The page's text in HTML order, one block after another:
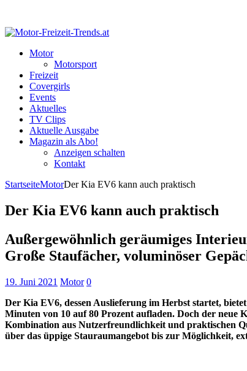
Motor
Motorsport
Freizeit
Covergirls
Events
Aktuelles
TV Clips
Aktuelle Ausgabe
Magazin als Abo!
Anzeigen schalten
Kontakt
StartseiteMotorDer Kia EV6 kann auch praktisch
Der Kia EV6 kann auch praktisch
Außergewöhnlich geräumiges
Große Staufächer, voluminöser
19. Juni 2021 Motor 0
Der Kia EV6, dessen Auslieferung im Herbst startet,
Minuten von 10 auf 80 Prozent aufladen. Doch der neue
Kombination aus Nutzerfreundlichkeit und praktischen
über das üppige Stauraumangebot bis zur Möglichkeit,